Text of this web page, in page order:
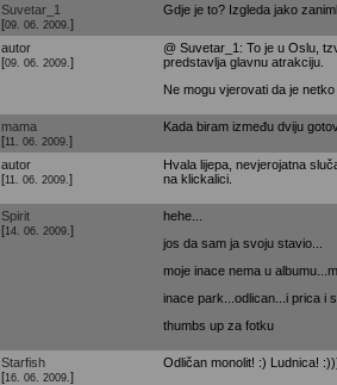
Suvetar_1
[09. 06. 2009. ]
Gdje je to? Izgleda jako
autor
[09. 06. 2009. ]
@ Suvetar_1: To je u Oslu,
predstavlja glavnu atrakciju.
Ne mogu vjerovati da je
mama
[11. 06. 2009. ]
Kada biram između dviju
autor
[11. 06. 2009. ]
Hvala lijepa, nevjerojatna
na klickalici.
Spirit
[14. 06. 2009. ]
hehe...
jos da sam ja svoju stavio...
moje inace nema u
inace park...odlican...i prica i
thumbs up za fotku
Starfish
[16. 06. 2009. ]
Odličan monolit! :) Ludnica!